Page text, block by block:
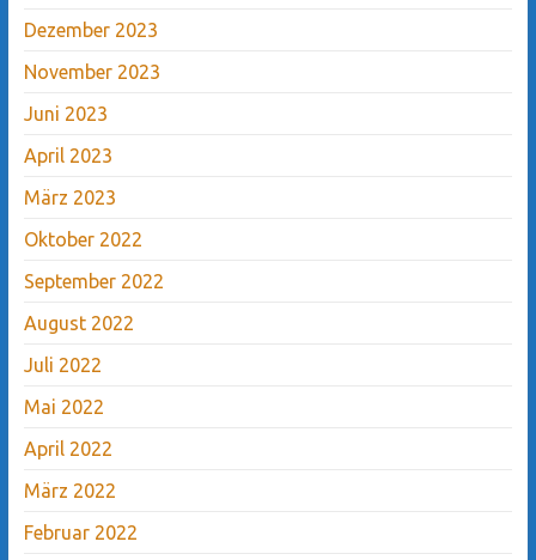
Dezember 2023
November 2023
Juni 2023
April 2023
März 2023
Oktober 2022
September 2022
August 2022
Juli 2022
Mai 2022
April 2022
März 2022
Februar 2022